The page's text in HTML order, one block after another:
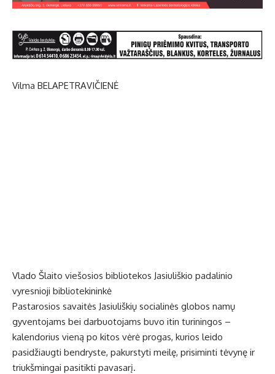
Vilma BELAPETRAVIČIENĖ
Vlado Šlaito viešosios bibliotekos Jasiuliškio padalinio
vyresnioji bibliotekininkė
Pastarosios savaitės Jasiuliškių socialinės globos namų
gyventojams bei darbuotojams buvo itin turiningos –
kalendorius vieną po kitos vėrė progas, kurios leido
pasidžiaugti bendryste, pakurstyti meilę, prisiminti tėvynę ir
triukšmingai pasitikti pavasarį.